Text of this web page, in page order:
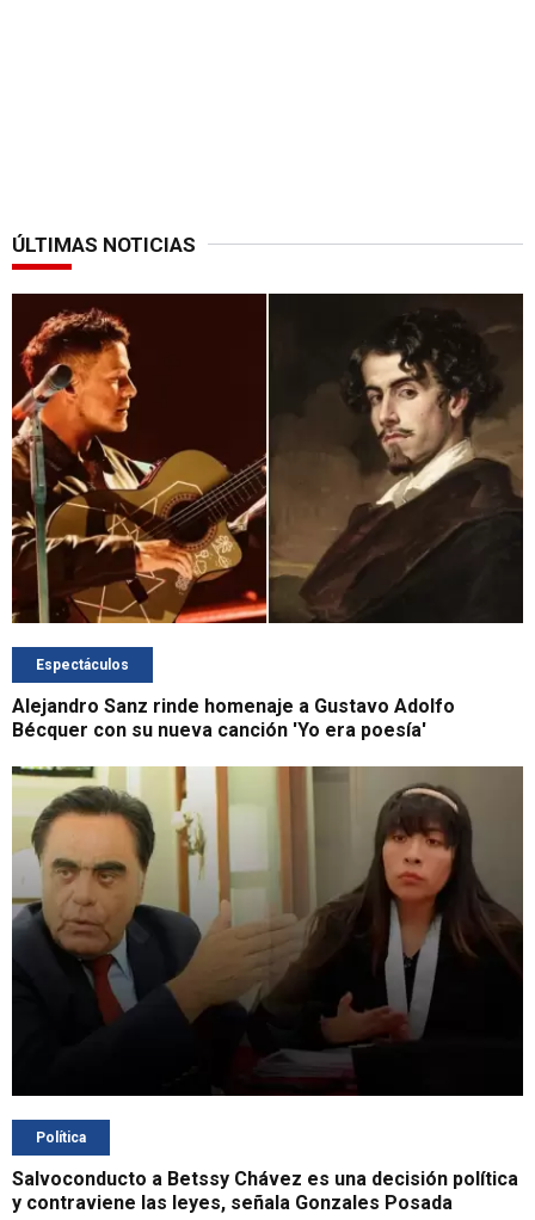
ÚLTIMAS NOTICIAS
Espectáculos
Alejandro Sanz rinde homenaje a Gustavo Adolfo
Bécquer con su nueva canción 'Yo era poesía'
Política
Salvoconducto a Betssy Chávez es una decisión política
y contraviene las leyes, señala Gonzales Posada